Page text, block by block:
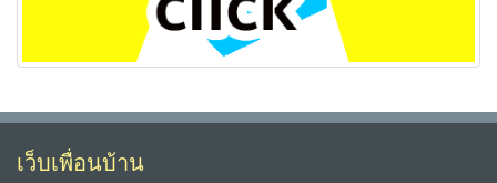
เว็บเพื่อนบ้าน